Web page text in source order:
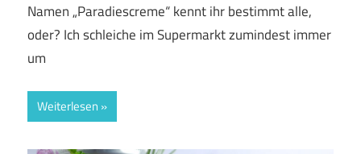
Namen „Paradiescreme“ kennt ihr bestimmt alle,
oder? Ich schleiche im Supermarkt zumindest immer
um
Weiterlesen